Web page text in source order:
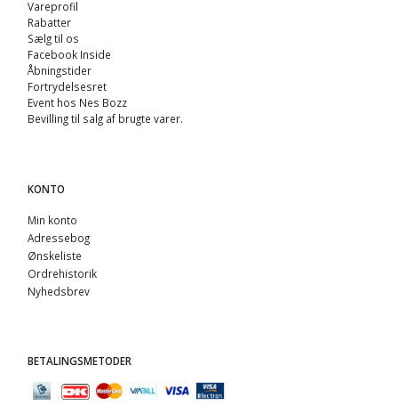
Vareprofil
Rabatter
Sælg til os
Facebook Inside
Åbningstider
Fortrydelsesret
Event hos Nes Bozz
Bevilling til salg af brugte varer.
KONTO
Min konto
Adressebog
Ønskeliste
Ordrehistorik
Nyhedsbrev
BETALINGSMETODER